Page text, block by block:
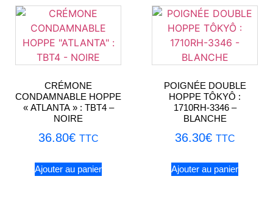
CRÉMONE
CONDAMNABLE HOPPE
« ATLANTA » : TBT4 –
NOIRE
36.80€ TTC
Ajouter au panier
POIGNÉE DOUBLE
HOPPE TÔKYÔ :
1710RH-3346 –
BLANCHE
36.30€ TTC
Ajouter au panier